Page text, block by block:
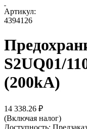
Артикул:
4394126
S2UQ01/
(200kA)
14 338.26 ₽
(Включая налог)
Доступность: Предзаказ